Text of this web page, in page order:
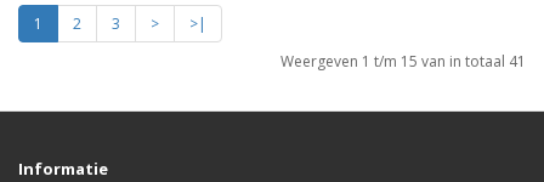
1 2 3 >
>|
Weergeven 1 t/m 15 van in totaal 41
Informatie